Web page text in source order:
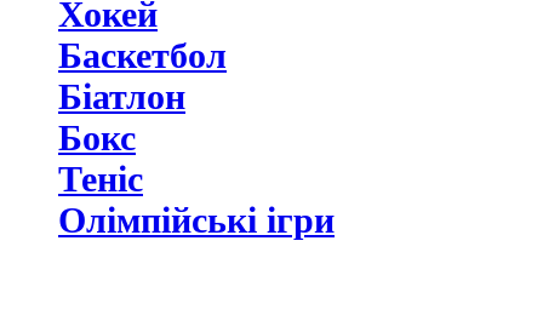
Хокей
Баскетбол
Біатлон
Бокс
Теніс
Олімпійські ігри